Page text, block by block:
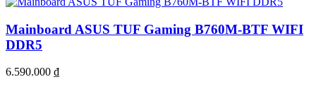
Mainboard ASUS TUF Gaming B760M-BTF WIFI
DDR5
6.590.000 ₫